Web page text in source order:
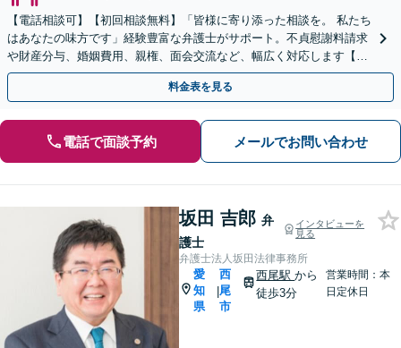
【電話相談可】【初回相談無料】「皆様に寄り添った相談を。 私たち
はあなたの味方です」経験豊富な弁護士がサポート。不貞慰謝料請求
や財産分与、婚姻費用、親権、面会交流など、幅広く対応します【夜
間・休日面談可】【完全個室】【名古屋駅7分】
料金表を見る
電話で面談予約 メールでお問い合わせ
坂田 吉郎 弁
護士
インタビューを
見る
弁護士法人坂田法律事務所
愛
知
県
|
西
尾
市
西尾駅から
徒歩3分
営業時間：本
日定休日